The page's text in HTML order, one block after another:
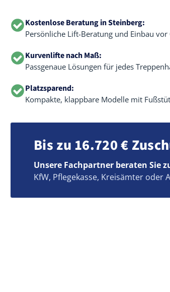
Kostenlose Beratung in Steinberg:
Persönliche Lift-Beratung und Einbau vor
Kurvenlifte nach Maß:
Passgenaue Lösungen für jedes
Platzsparend:
Kompakte, klappbare Modelle mit
Bis zu 16.720 €
Unsere Fachpartner beraten Sie
KfW, Pflegekasse, Kreisämter oder